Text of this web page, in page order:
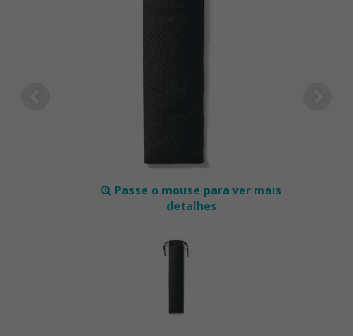
Passe o mouse para ver mais
detalhes